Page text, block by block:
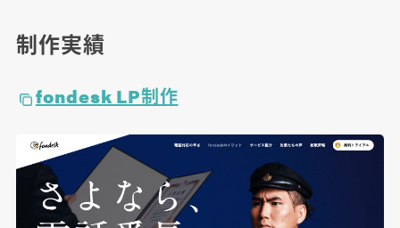
制作実績
fondesk LP制作